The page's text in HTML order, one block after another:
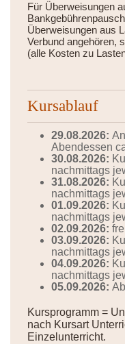
Für Überweisungen
Überweisungen aus
Verbund angehören,
(alle Kosten zu
Kursablauf
29.08.2026:
Abendessen
30.08.2026:
nachmittags
31.08.2026:
nachmittags
01.09.2026:
nachmittags
02.09.2026:
03.09.2026:
nachmittags
04.09.2026:
nachmittags
05.09.2026:
Kursprogramm =
nach Kursart
Einzelunterricht.